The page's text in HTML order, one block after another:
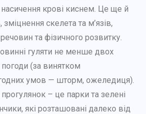
насичення крові киснем. Це ще й
зміцнення скелета та м’язів,
та фізичного розвитку.
гуляти не менше двох
(за винятком
умов — шторм, ожеледиця).
– це парки та зелені
які розташовані далеко від